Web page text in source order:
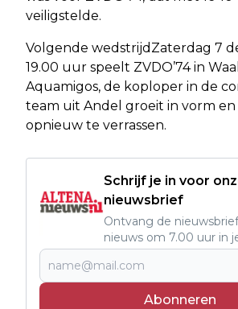
veiligstelde.
Volgende wedstrijdZaterdag 7
19.00 uur speelt ZVDO’74 in
Aquamigos, de koploper in de
team uit Andel groeit in vorm
opnieuw te verrassen.
Schrijf je in voor
nieuwsbrief
Ontvang de
nieuws om 7.00 uur in
Abonneren